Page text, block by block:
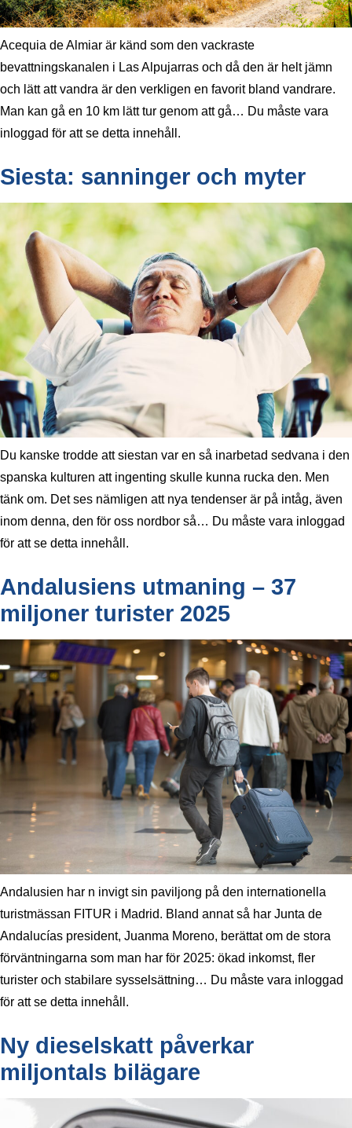
Acequia de Almiar är känd som den vackraste
bevattningskanalen i Las Alpujarras och då den är helt jämn
och lätt att vandra är den verkligen en favorit bland vandrare.
Man kan gå en 10 km lätt tur genom att gå… Du måste vara
inloggad för att se detta innehåll.
Siesta: sanninger och myter
Du kanske trodde att siestan var en så inarbetad sedvana i den
spanska kulturen att ingenting skulle kunna rucka den. Men
tänk om. Det ses nämligen att nya tendenser är på intåg, även
inom denna, den för oss nordbor så… Du måste vara inloggad
för att se detta innehåll.
Andalusiens utmaning – 37
miljoner turister 2025
Andalusien har n invigt sin paviljong på den internationella
turistmässan FITUR i Madrid. Bland annat så har Junta de
Andalucías president, Juanma Moreno, berättat om de stora
förväntningarna som man har för 2025: ökad inkomst, fler
turister och stabilare sysselsättning… Du måste vara inloggad
för att se detta innehåll.
Ny dieselskatt påverkar
miljontals bilägare